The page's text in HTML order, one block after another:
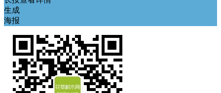
生成
海报